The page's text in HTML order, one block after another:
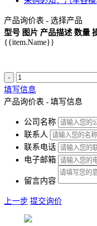
产品询价表 - 选择产品
型号 图片 产品描述 数量
{{item.Name}}
-
填写信息
产品询价表 - 填写信息
公司名称
联系人
联系电话
电子邮箱
留言内容
上一步 提交询价